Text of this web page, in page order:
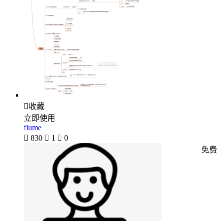
收藏
立即使用
flume
 830  1  0
免费